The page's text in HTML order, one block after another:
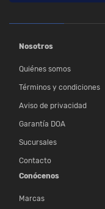
Nosotros
Quiénes somos
Términos y condiciones
Aviso de privacidad
Garantía DOA
Sucursales
Contacto
Conócenos
Marcas